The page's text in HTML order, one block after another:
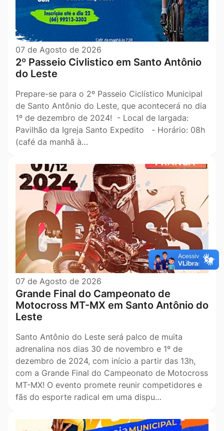
07 de Agosto de 2026
2º Passeio Civlistico em Santo Antônio
do Leste
Prepare-se para o 2º Passeio Ciclístico Municipal
de Santo Antônio do Leste, que acontecerá no dia
1º de dezembro de 2024! - Local de largada:
Pavilhão da Igreja Santo Expedito - Horário: 08h
(café da manhã à…
07 de Agosto de 2026
Grande Final do Campeonato de
Motocross MT-MX em Santo Antônio do
Leste
Santo Antônio do Leste será palco de muita
adrenalina nos dias 30 de novembro e 1º de
dezembro de 2024, com início a partir das 13h,
com a Grande Final do Campeonato de Motocross
MT-MX! O evento promete reunir competidores e
fãs do esporte radical em uma dispu…